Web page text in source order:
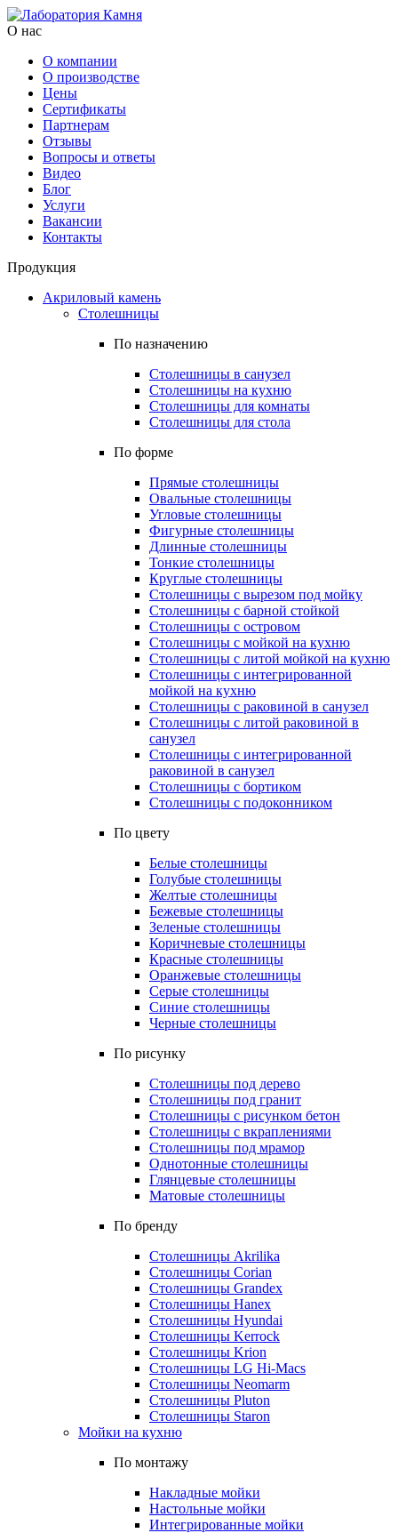
О нас
О компании
О производстве
Цены
Cертификаты
Партнерам
Отзывы
Вопросы и ответы
Видео
Блог
Услуги
Вакансии
Контакты
Продукция
Акриловый камень
Столешницы
По назначению
Столешницы в санузел
Столешницы на кухню
Столешницы для комнаты
Столешницы для стола
По форме
Прямые столешницы
Овальные столешницы
Угловые столешницы
Фигурные столешницы
Длинные столешницы
Тонкие столешницы
Круглые столешницы
Столешницы с вырезом под мойку
Столешницы с барной стойкой
Столешницы с островом
Столешницы с мойкой на кухню
Столешницы с литой мойкой на кухню
Столешницы с интегрированной
мойкой на кухню
Столешницы с раковиной в санузел
Столешницы с литой раковиной в
санузел
Столешницы с интегрированной
раковиной в санузел
Столешницы с бортиком
Столешницы с подоконником
По цвету
Белые столешницы
Голубые столешницы
Желтые столешницы
Бежевые столешницы
Зеленые столешницы
Коричневые столешницы
Красные столешницы
Оранжевые столешницы
Серые столешницы
Синие столешницы
Черные столешницы
По рисунку
Столешницы под дерево
Столешницы под гранит
Столешницы с рисунком бетон
Столешницы с вкраплениями
Столешницы под мрамор
Однотонные столешницы
Глянцевые столешницы
Матовые столешницы
По бренду
Столешницы Akrilika
Столешницы Corian
Столешницы Grandex
Столешницы Hanex
Столешницы Hyundai
Столешницы Kerrock
Столешницы Krion
Столешницы LG Hi-Macs
Столешницы Neomarm
Столешницы Pluton
Столешницы Staron
Мойки на кухню
По монтажу
Накладные мойки
Настольные мойки
Интегрированные мойки